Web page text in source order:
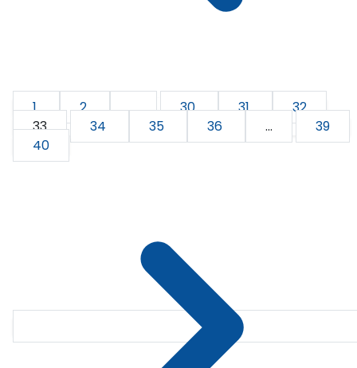
1 2 ... 30 31
32
33
34 35 36 ...
39
40